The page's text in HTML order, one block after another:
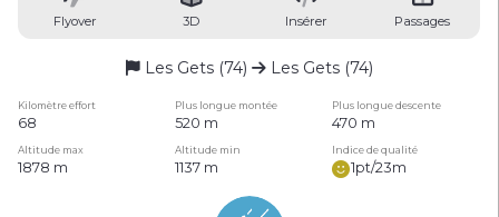
Flyover 3D Insérer Passages
Les Gets (74) Les Gets (74)
Kilomètre effort Plus longue montée Plus longue descente
68 520 m 470 m
Altitude max Altitude min Indice de qualité
1878 m 1137 m 1pt/23m